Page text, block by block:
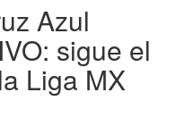
Azul
sigue el
Liga MX